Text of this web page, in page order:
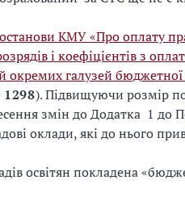
КМУ «Про оплату
і коефіцієнтів з
окремих галузей
). Підвищуючи розмір
змін до Додатка 1 до
оклади, які до нього
освітян покладена